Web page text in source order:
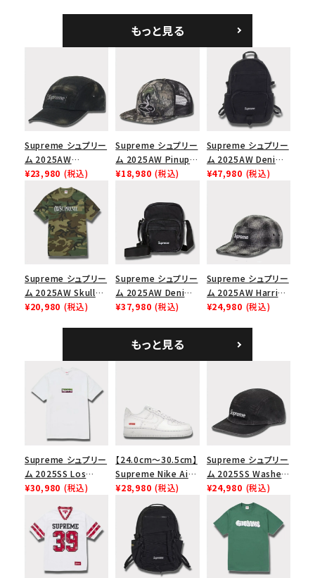
シックロゴ 6パネルキ
ャップ ブラック
もっと見る
Supreme シュプリー
ム 2025AW
Overdyed Camp
Cap オーバーダイド
キャンプキャップ ブ
ラック
¥23,980 (税込)
Supreme シュプリー
ム 2025AW Pinup
Mesh Back 5-Panel
ュバック 5パネルキャ
ップ トゥルーティン
バーHTC フォールカ
¥18,980 (税込)
Supreme シュプリー
ム 2025AW Denim
Backpack デニム バ
¥47,980 (税込)
Supreme シュプリー
ム 2025AW Skull
Tee スカル Tシャ
¥20,980 (税込)
Supreme シュプリー
ム 2025AW Denim
Shoulder Bag デニ
¥37,980 (税込)
Supreme シュプリー
ム 2025AW Harris
Tweed Camp Cap
¥24,980 (税込)
もっと見る
Supreme シュプリー
ム 2025SS Los
Angeles Fire Relief
イヤーリリーフボック
スロゴTシャツ ホワ
イト 白
¥30,980 (税込)
【24.0cm～30.5cm】
Supreme Nike Air
Force 1 Low シュプ
リーム ナイキエアフォ
ース１スニーカー シ
ューズ ホワイト
¥28,980 (税込)
Supreme シュプリー
ム 2025SS Washed
Chino Twill Camp
Cap ウォッシュチノツ
イルキャンプキャップ
ブラック 黒
¥24,980 (税込)